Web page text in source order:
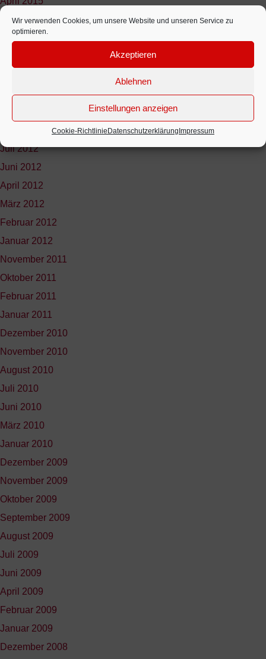
Wir verwenden Cookies, um unsere Website und unseren Service zu
optimieren.
Akzeptieren
Ablehnen
Einstellungen anzeigen
Cookie-Richtlinie Datenschutzerklärung Impressum
November 2014
September 2014
Oktober 2012
August 2012
Juli 2012
Juni 2012
April 2012
März 2012
Februar 2012
Januar 2012
November 2011
Oktober 2011
Februar 2011
Januar 2011
Dezember 2010
November 2010
August 2010
Juli 2010
Juni 2010
März 2010
Januar 2010
Dezember 2009
November 2009
Oktober 2009
September 2009
August 2009
Juli 2009
Juni 2009
April 2009
Februar 2009
Januar 2009
Dezember 2008